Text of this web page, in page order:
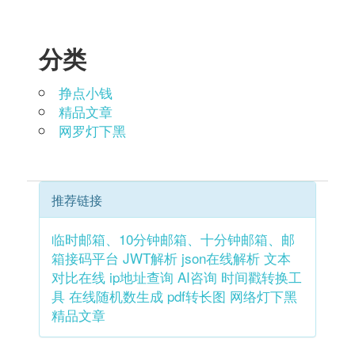
分类
挣点小钱
精品文章
网罗灯下黑
推荐链接
临时邮箱、10分钟邮箱、十分钟邮箱、邮
箱接码平台 JWT解析 json在线解析 文本
对比在线 ip地址查询 AI咨询 时间戳转换工
具 在线随机数生成 pdf转长图 网络灯下黑
精品文章